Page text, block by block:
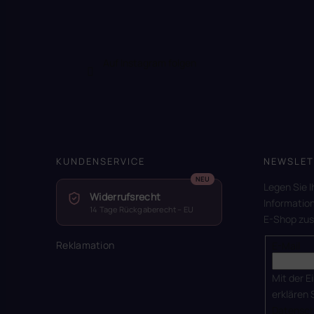
KUNDENSERVICE
Widerrufsrecht
14 Tage Rückgaberecht – EU
Reklamation
Legen Sie
E-Shop
Mit der
erklären